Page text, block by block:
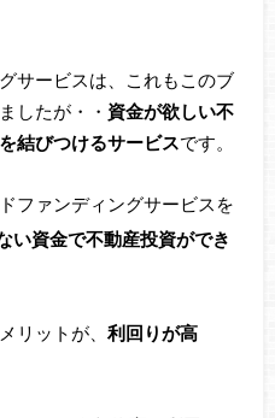
サービスは、これもこのブ
したが・・ 資金が欲しい不
結びつけるサービスです。
ファンディングサービスを
い資金で不動産投資ができ
リットが、 利回りが高